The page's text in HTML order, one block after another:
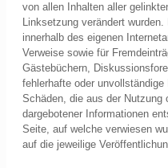
von allen Inhalten aller
Linksetzung verändert
innerhalb des eigenen
Verweise sowie für
Gästebüchern,
fehlerhafte oder
Schäden, die aus der Nutzung
dargebotener Informationen
Seite, auf welche verwiesen
auf die jeweilige